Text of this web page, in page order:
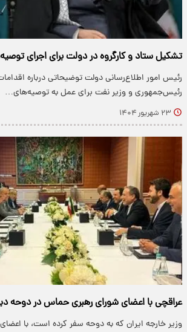
تشکیل ستاد و کارگروه در دولت برای اجرای
رئیس امور اطلاع‌رسانی دولت توضیحاتی درباره
رئیس‌جمهوری و وزیر نفت برای عمل به توصیه‌های…
۲۳ شهریور ۱۴۰۴
عراقچی با اعضای شورای رهبری حماس در دوحه
وزیر خارجه ایران که به دوحه سفر کرده است، با